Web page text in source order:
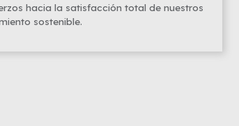
hacia la satisfacción total de nuestros
sostenible.